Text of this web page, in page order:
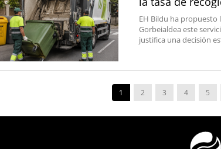
EH Bildu ha propuesto
Gorbeialdea este
justifica una decisión
1 2 3 4 5